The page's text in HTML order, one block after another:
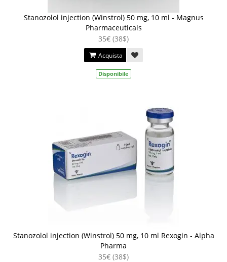
Stanozolol injection (Winstrol) 50 mg, 10 ml - Magnus
Pharmaceuticals
35€ (38$)
Acquista
Disponibile
Stanozolol injection (Winstrol) 50 mg, 10 ml Rexogin - Alpha
Pharma
35€ (38$)